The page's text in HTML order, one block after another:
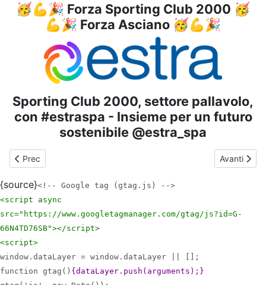
🥳💪🎉 Forza Sporting Club 2000 🥳
💪🎉 Forza Asciano 🥳💪🎉
Sporting Club 2000, settore pallavolo,
con #estraspa - Insieme per un futuro
sostenibile @estra_spa
Articolo precedente: Anno 2023-2024 - PALLAVOLO - U12FA -
Prec Articolo
Avanti
{source}<!-- Google tag (gtag.js) -->
<script async
src="https://www.googletagmanager.com/gtag/js?id=G-
66N4TD76SB"></script>
<script>
window.dataLayer = window.dataLayer || [];
function gtag() {dataLayer.push(arguments);}